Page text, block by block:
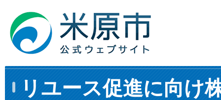
リユース促進に向け